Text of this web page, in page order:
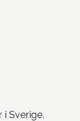
Sverige.